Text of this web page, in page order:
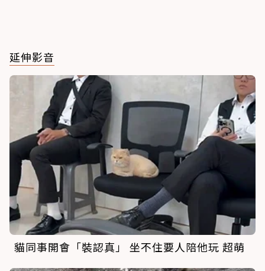
延伸影音
貓同事開會「裝認真」 坐不住要人陪他玩 超萌